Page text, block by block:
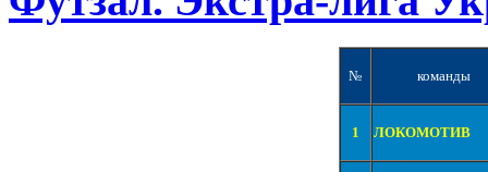
№ команды
1 ЛОКОМОТИВ